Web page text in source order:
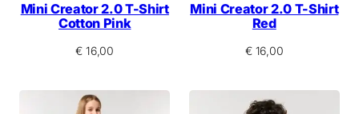
Mini Creator 2.0 T-Shirt
Cotton Pink
€ 16,00
Mini Creator 2.0 T-Shirt
Red
€16,00